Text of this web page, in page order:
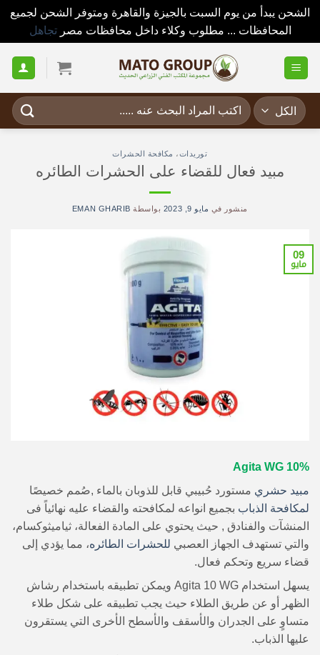
الشحن يبدأ من يوم السبت بالجيزة والقاهرة ومتوفر الشحن لجميع
المحافظات ... مطلوب وكلاء داخل محافظات مصرتجاهل
للمحتوى
البحث
عن:
توريدات، مكافحة الحشرات
مبيد فعال للقضاء على الحشرات الطائره
منشور في مايو 9, 2023 بواسطة EMAN GHARIB
09
مايو
10% Agita WG
مبيد حشري مستورد حُبيبي قابل للذوبان بالماء ,صُمم خصيصًا
لمكافحة الذباب بجميع انواعه لمكافحته والقضاء عليه نهائياً فى
المنشآت والفنادق , حيث يحتوي على المادة الفعالة، ثياميثوكسام،
والتي تستهدف الجهاز العصبي للحشرات الطائره، مما يؤدي إلى
قضاء سريع وتحكم فعال.
يسهل استخدام Agita 10 WG ويمكن تطبيقه باستخدام رشاش
الظهر أو عن طريق الطلاء حيث يجب تطبيقه على شكل طلاء
متساوٍ على الجدران والأسقف والأسطح الأخرى التي يستقرون
عليها الذباب.